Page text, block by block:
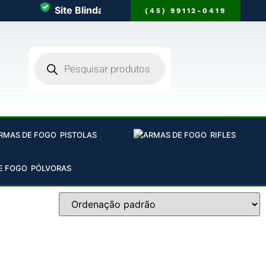
Site Blindado 100% Seguro(45) 99112-0419
PISTOLAS RIFLES
PÓLVORAS